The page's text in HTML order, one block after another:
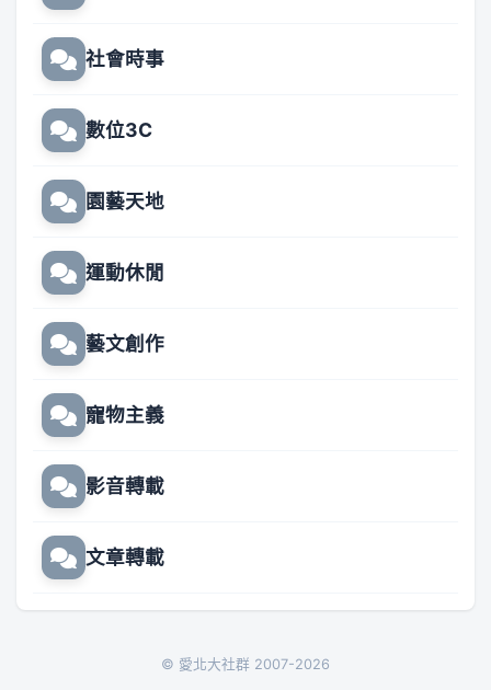
社會時事
數位3C
園藝天地
運動休閒
藝文創作
寵物主義
影音轉載
文章轉載
© 愛北大社群 2007-2026